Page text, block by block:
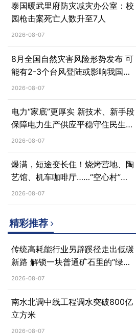
泰国暖武里府防灾减灾办公室：校
园枪击案死亡人数升至7人
2026-08-07
8月全国自然灾害风险形势发布 可
能有2-3个台风登陆或影响我国沿
海地区
2026-08-07
电力“家底”更厚实 新技术、新手段
保障电力生产供应平稳守住民生用
电底线
2026-08-07
爆满，短途变长住！烧烤营地、陶
艺馆、机车咖啡厅……“空心村”蝶
变焕发新活力
2026-08-07
精彩推荐
传统高耗能行业另辟蹊径走出低碳
新路 解锁一块普通矿石里的“绿色
密码”
2026-08-07
南水北调中线工程调水突破800亿
立方米
2026-08-07